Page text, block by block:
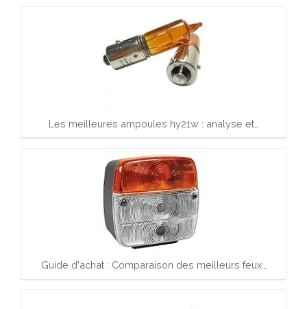
Les meilleures ampoules hy21w : analyse et…
Guide d'achat : Comparaison des meilleurs feux…